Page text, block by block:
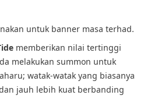
untuk banner masa terhad.
memberikan nilai tertinggi
melakukan summon untuk
watak-watak yang biasanya
jauh lebih kuat berbanding